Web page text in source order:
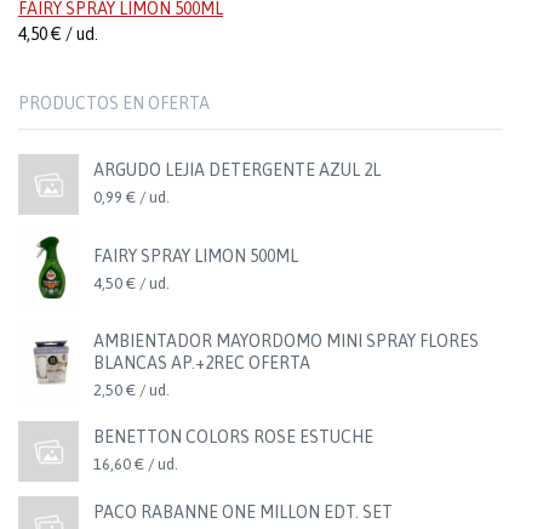
FAIRY SPRAY LIMON 500ML
4,50 € / ud.
PRODUCTOS EN OFERTA
ARGUDO LEJIA DETERGENTE AZUL 2L
0,99 € / ud.
FAIRY SPRAY LIMON 500ML
4,50 € / ud.
AMBIENTADOR MAYORDOMO MINI SPRAY FLORES
BLANCAS AP.+2REC OFERTA
2,50 € / ud.
BENETTON COLORS ROSE ESTUCHE
16,60 € / ud.
PACO RABANNE ONE MILLON EDT. SET